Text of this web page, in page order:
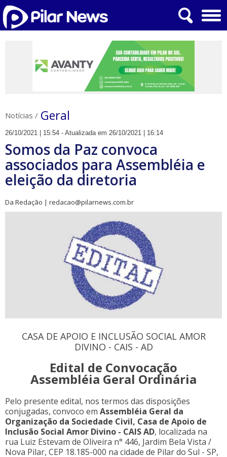
Notícias / Geral
26/10/2021 | 15:54 - Atualizada em 26/10/2021 | 16:14
Somos da Paz convoca
associados para Assembléia e
eleição da diretoria
Da Redação | redacao@pilarnews.com.br
CASA DE APOIO E INCLUSÃO SOCIAL AMOR
DIVINO - CAIS - AD
Edital de Convocação
Assembléia Geral Ordinária
Pelo presente edital, nos termos das disposições
conjugadas, convoco em Assembléia Geral da
Organização da Sociedade Civil, Casa de Apoio de
Inclusão Social Amor Divino - CAIS AD, localizada na
rua Luiz Estevam de Oliveira n° 446, Jardim Bela Vista /
Nova Pilar, CEP 18.185-000 na cidade de Pilar do Sul - SP,